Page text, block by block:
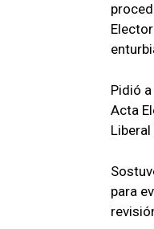
Pidió
Acta
para